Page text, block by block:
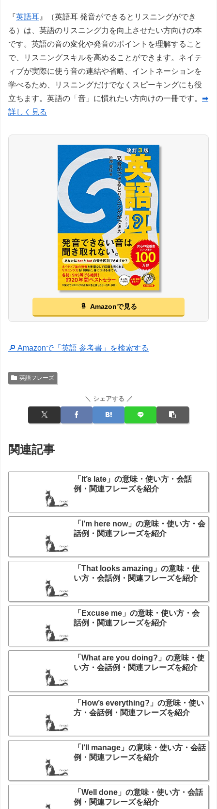
『英語耳 』（英語耳 発音ができるとリスニングができ
る）は、英語のリスニング力を向上させたい方向けの本
です。英語の音の変化や発音のポイントを理解すること
で、リスニングスキルを高めることができます。ネイテ
ィブが実際に使う音の連結や省略、イントネーションを
学べるため、リスニングだけでなくスピーキングにも役
立ちます。英語の「音」に慣れたい方向けの一冊です。 ➡
詳しく見る
Amazonで見る
🔎 Amazonで「英語 参考書」を検索する
英語フレーズ
＼ シェアする ／
関連記事
「It’s late」の意味・使い方・会話
例・関連フレーズを紹介
「I’m here now」の意味・使い方・会
話例・関連フレーズを紹介
「That looks amazing」の意味・使
い方・会話例・関連フレーズを紹介
「Excuse me」の意味・使い方・会
話例・関連フレーズを紹介
「What are you doing?」の意味・使
い方・会話例・関連フレーズを紹介
「How’s everything?」の意味・使い
方・会話例・関連フレーズを紹介
「I’ll manage」の意味・使い方・会話
例・関連フレーズを紹介
「Well done」の意味・使い方・会話
例・関連フレーズを紹介